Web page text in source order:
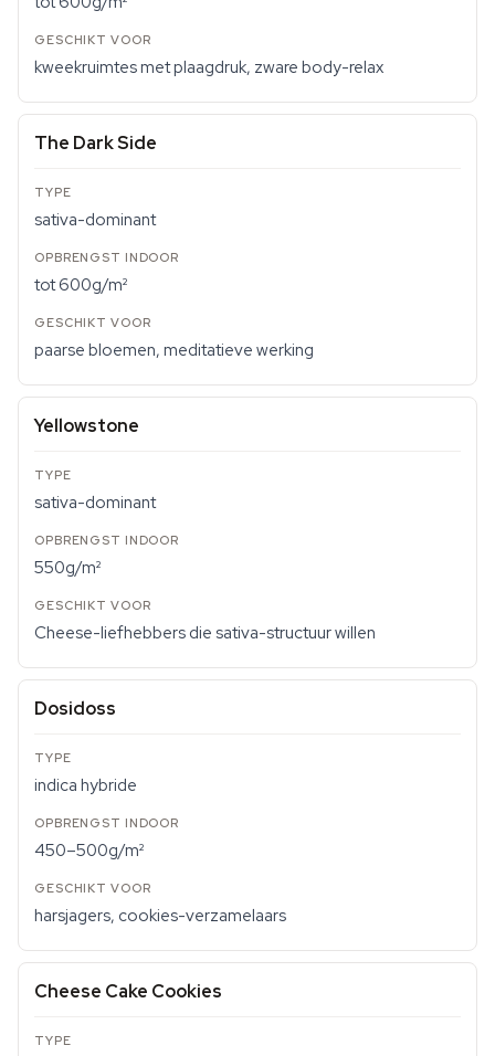
kweekruimtes met plaagdruk, zware body-relax
The Dark Side
sativa-dominant
tot 600g/m²
paarse bloemen, meditatieve werking
Yellowstone
sativa-dominant
550g/m²
Cheese-liefhebbers die sativa-structuur willen
Dosidoss
indica hybride
450–500g/m²
harsjagers, cookies-verzamelaars
Cheese Cake Cookies